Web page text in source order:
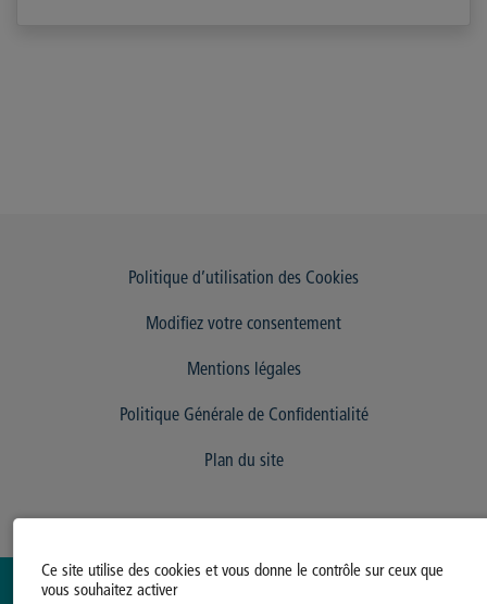
Ce site utilise des cookies et vous donne le contrôle sur ceux que
vous souhaitez activer
Politique d’utilisation des Cookies
Modifiez votre consentement
Mentions légales
Politique Générale de Confidentialité
Plan du site